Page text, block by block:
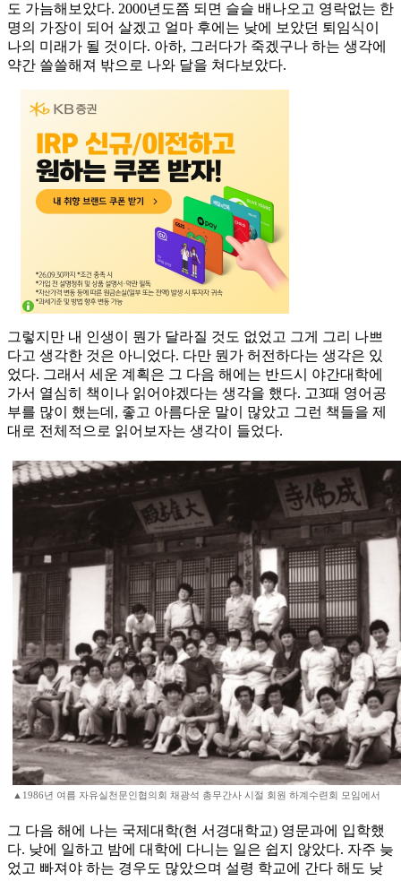
도 가늠해보았다. 2000년도쯤 되면 슬슬 배나오고 영락없는 한
명의 가장이 되어 살겠고 얼마 후에는 낮에 보았던 퇴임식이
나의 미래가 될 것이다. 아하, 그러다가 죽겠구나 하는 생각에
약간 쓸쓸해져 밖으로 나와 달을 쳐다보았다.
그렇지만 내 인생이 뭔가 달라질 것도 없었고 그게 그리 나쁘
다고 생각한 것은 아니었다. 다만 뭔가 허전하다는 생각은 있
었다. 그래서 세운 계획은 그 다음 해에는 반드시 야간대학에
가서 열심히 책이나 읽어야겠다는 생각을 했다. 고3때 영어공
부를 많이 했는데, 좋고 아름다운 말이 많았고 그런 책들을 제
대로 전체적으로 읽어보자는 생각이 들었다.
▲1986년 여름 자유실천문인협의회 채광석 총무간사 시절 회원 하계수련회 모임에서
그 다음 해에 나는 국제대학(현 서경대학교) 영문과에 입학했
다. 낮에 일하고 밤에 대학에 다니는 일은 쉽지 않았다. 자주 늦
었고 빠져야 하는 경우도 많았으며 설령 학교에 간다 해도 낮